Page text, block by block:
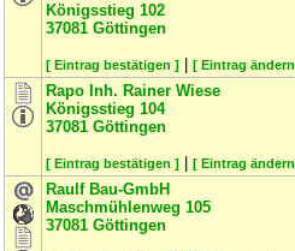
Königsstieg 102
37081 Göttingen
[ Eintrag bestätigen ] [ Eintrag
Rapo Inh. Rainer Wiese
Königsstieg 104
37081 Göttingen
[ Eintrag bestätigen ] [ Eintrag
Raulf Bau-GmbH
Maschmühlenweg 105
37081 Göttingen